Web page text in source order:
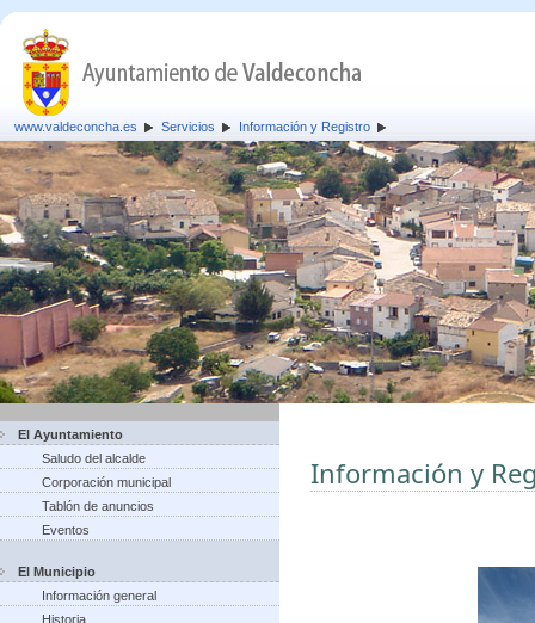
www.valdeconcha.es Servicios Información y Registro
El Ayuntamiento
Saludo del alcalde
Corporación municipal
Tablón de anuncios
Eventos
El Municipio
Información general
Historia
Información y